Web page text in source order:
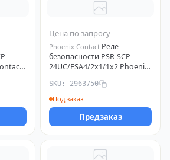
Цена по запросу
Phoenix Contact Реле
безопасности PSR-SCP-
24UC/ESA4/2х1/1х2 Phoenix
SKU: 2963750
Под заказ
Предзаказ